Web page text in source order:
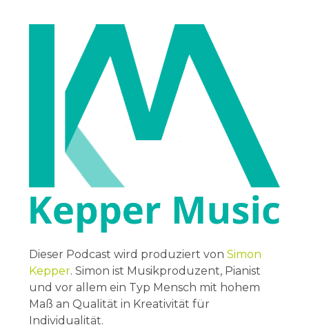
Dieser Podcast wird produziert von Simon
Kepper. Simon ist Musikproduzent, Pianist
und vor allem ein Typ Mensch mit hohem
Maß an Qualität in Kreativität für
Individualität.